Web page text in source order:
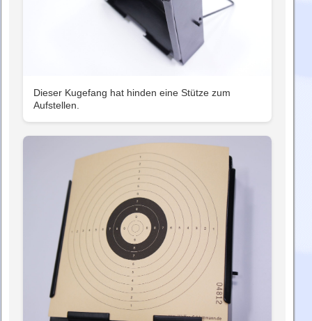
Dieser Kugefang hat hinden eine Stütze zum
Aufstellen.